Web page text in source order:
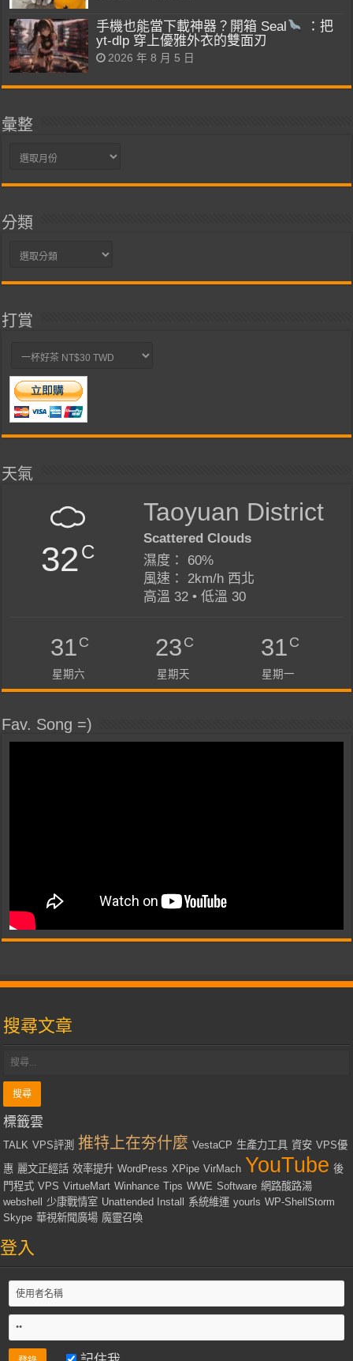
手機也能當下載神器？開箱 Seal
：把
yt-dlp 穿上優雅外衣的雙面刃
2026 年 8 月 5 日
彙整
彙
分類
分
打賞
天氣
32C
Taoyuan District
Scattered Clouds
濕度： 60%
風速： 2km/h 西北
高溫 32 • 低溫 30
31C
星期六
23C
星期天
31C
星期一
Fav. Song =)
搜尋文章
標籤雲
TALK VPS評測 推特上在夯什麼 VestaCP 生產力工具 資安 VPS優
惠 麗文正經話 效率提升 WordPress XPipe VirMach YouTube 後
門程式 VPS VirtueMart Winhance Tips WWE Software 網路酸路湯
webshell 少康戰情室 Unattended Install 系統維運 yourls WP-ShellStorm
Skype 華視新聞廣場 魔靈召喚
登入